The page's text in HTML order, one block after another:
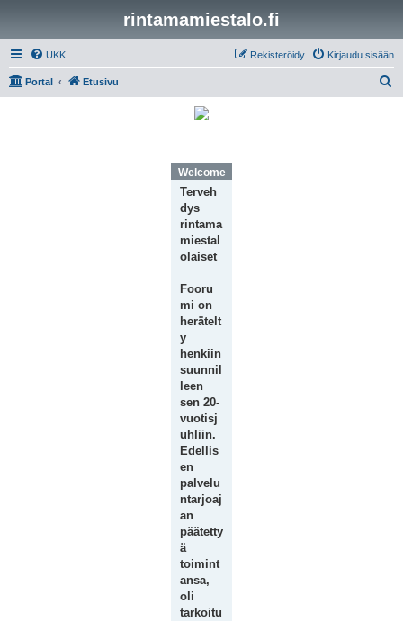
rintamamiestalo.fi
UKK Kirjaudu sisään
Rekisteröidy
Portal Etusivu
Welcome Message
Terveh
dys
rintama
miestal
olaiset
Fooru
mi on
herätelt
y
henkiin
suunnil
leen
sen 20-
vuotisj
uhliin.
Edellis
en
palvelu
ntarjoaj
an
päätetty
ä
toimint
ansa,
oli
tarkoitu